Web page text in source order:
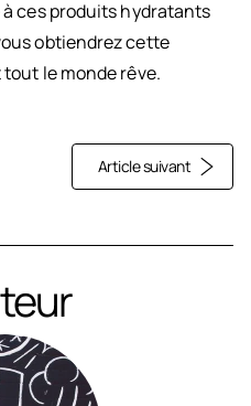
ces produits hydratants
obtiendrez cette
le monde rêve.
Article suivant